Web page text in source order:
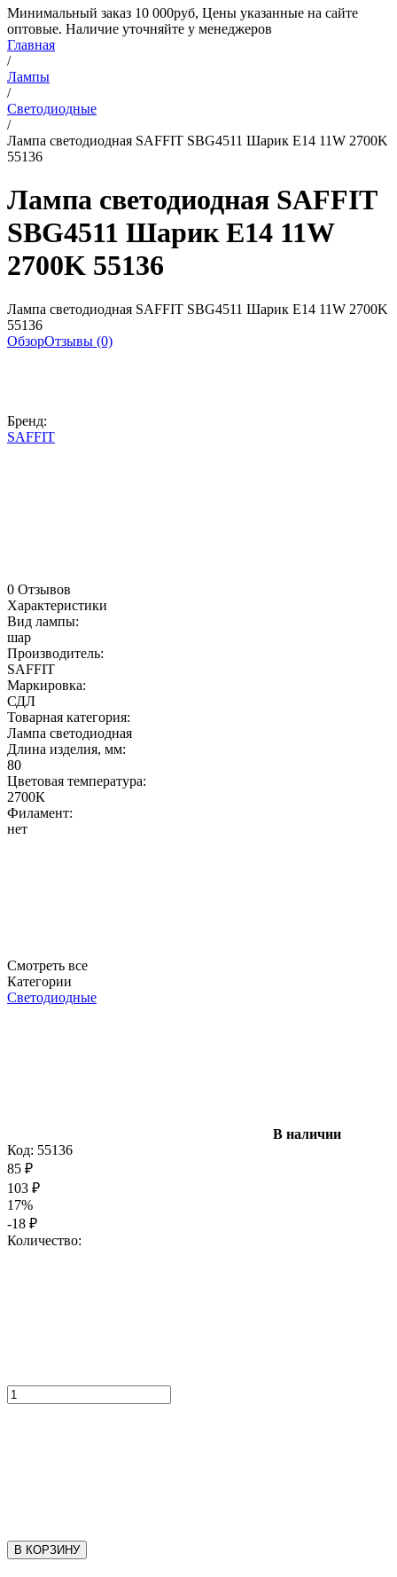
Минимальный заказ 10 000руб, Цены указанные на сайте
оптовые. Наличие уточняйте у менеджеров
Главная
/
Лампы
/
Светодиодные
/
Лампа светодиодная SAFFIT SBG4511 Шарик E14 11W 2700K
55136
Лампа светодиодная SAFFIT
SBG4511 Шарик E14 11W
2700K 55136
Лампа светодиодная SAFFIT SBG4511 Шарик E14 11W 2700K
55136
ОбзорОтзывы (0)
Бренд:
SAFFIT
0 Отзывов
Характеристики
Вид лампы:
шар
Производитель:
SAFFIT
Маркировка:
СДЛ
Товарная категория:
Лампа светодиодная
Длина изделия, мм:
80
Цветовая температура:
2700К
Филамент:
нет
Смотреть все
Категории
Светодиодные
В наличии
Код: 55136
85 ₽
103 ₽
17%
-18 ₽
Количество:
В КОРЗИНУ